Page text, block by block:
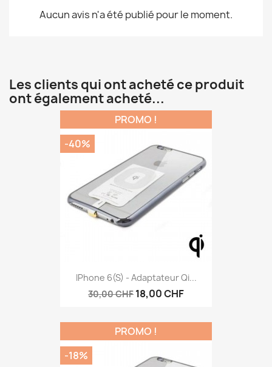
Aucun avis n'a été publié pour le moment.
Les clients qui ont acheté ce produit
ont également acheté...
IPhone 6(S) - Adaptateur Qi...
30,00 CHF 18,00 CHF
PROMO !
-40%
PROMO !
-18%